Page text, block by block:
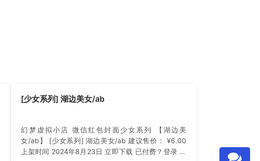
[少女系列] 湖边美女/ab
幻梦虚拟小店 微信红包封面少女系列 【湖边美
女/ab】 [少女系列] 湖边美女/ab 建议售价： ¥6.00
上架时间 2024年8月23日 立即下载 已付费？登录 或